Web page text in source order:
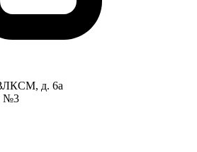
ВЛКСМ, д. 6а
№3